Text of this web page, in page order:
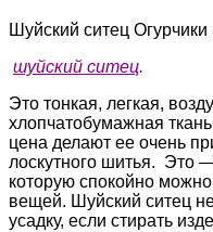
Шуйский ситец
шуйский ситец.
Это тонкая, легкая,
хлопчатобумажная
цена делают ее очень
лоскутного шитья. Это
которую спокойно
вещей. Шуйский ситец
усадку, если стирать